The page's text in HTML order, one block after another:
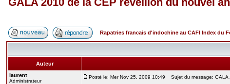
Rapatries francais d'indochine au CAFI Index du
Auteur
laurent
Administrateur
Posté le: Mer Nov 25, 2009 10:49 Sujet du message: GALA